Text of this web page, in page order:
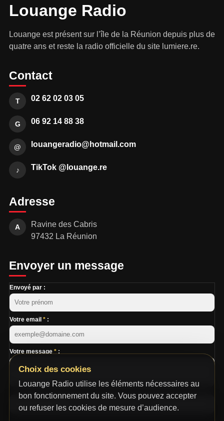
Louange Radio
Louange est présent sur l’île de la Réunion depuis plus de
quatre ans et reste la radio officielle du site lumiere.re.
Contact
T 02 62 02 03 05
G 06 92 14 88 38
@ louangeradio@hotmail.com
♪ TikTok @louange.re
Adresse
A
Ravine des Cabris
97432 La Réunion
Envoyer un message
Envoyé par :
Votre email * :
Votre message * :
Maintenez appuyé pour envoyer
Choix des cookies
Louange Radio utilise les éléments nécessaires au
bon fonctionnement du site. Vous pouvez accepter
ou refuser les cookies de mesure d’audience.